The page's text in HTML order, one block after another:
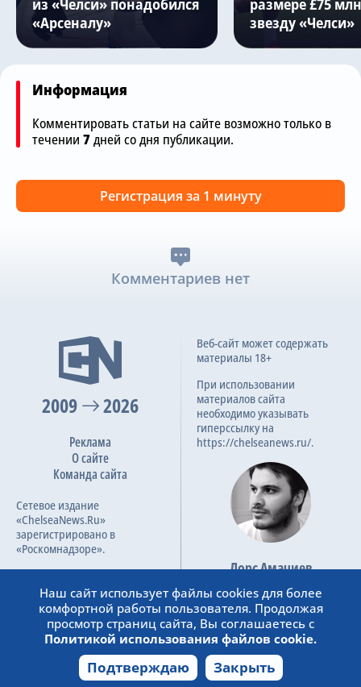
из «Челси» понадобился
«Арсеналу»
размере £75
звезду «Челси»
Информация
Комментировать статьи на сайте возможно только в
течении 7дней со дня публикации.
Регистрация за 1 минуту
Комментариев нет
2009 2026
Реклама
О сайте
Команда сайта
Сетевое издание
«ChelseaNews.Ru»
зарегистрировано в
«Роскомнадзоре».
ФС 77 – 87138.
Веб-сайт может содержать
материалы 18+
При использовании
материалов сайта
необходимо указывать
гиперссылку на
https://chelseanews.ru/.
Лорс Амачиев
Основатель сайта
admin@chelseanews.ru
https://www.linkedin.com/
Наш сайт использует файлы cookies для более
комфортной работы пользователя. Продолжая
просмотр страниц сайта, Вы соглашаетесь с
Политикой использования файлов cookie.
Подтверждаю Закрыть